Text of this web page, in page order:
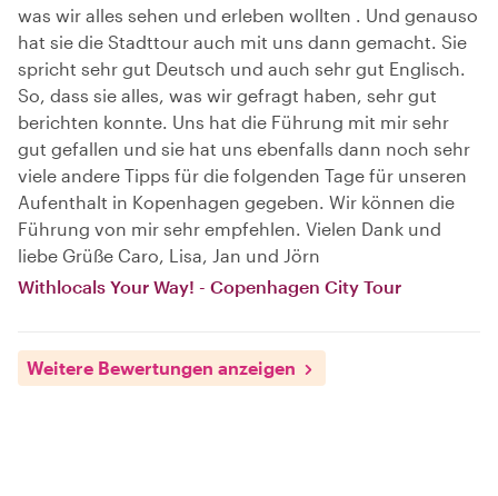
was wir alles sehen und erleben wollten . Und genauso
hat sie die Stadttour auch mit uns dann gemacht. Sie
spricht sehr gut Deutsch und auch sehr gut Englisch.
So, dass sie alles, was wir gefragt haben, sehr gut
berichten konnte. Uns hat die Führung mit mir sehr
gut gefallen und sie hat uns ebenfalls dann noch sehr
viele andere Tipps für die folgenden Tage für unseren
Aufenthalt in Kopenhagen gegeben. Wir können die
Führung von mir sehr empfehlen. Vielen Dank und
liebe Grüße Caro, Lisa, Jan und Jörn
Withlocals Your Way! - Copenhagen City Tour
Weitere Bewertungen anzeigen